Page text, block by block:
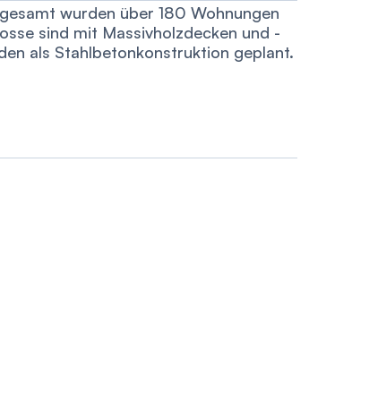
wurden über 180 Wohnungen
sind mit Massivholzdecken und -
als Stahlbetonkonstruktion geplant.